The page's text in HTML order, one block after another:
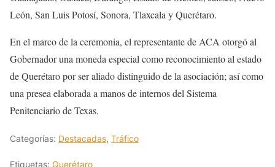
León, San Luis Potosí, Sonora, Tlaxcala y Querétaro.
En el marco de la ceremonia, el representante de ACA otorgó al
Gobernador una moneda especial como reconocimiento al estado
de Querétaro por ser aliado distinguido de la asociación; así como
una presea elaborada a manos de internos del Sistema
Penitenciario de Texas.
Categorías: Destacadas, Tráfico
Etiquetas: Querétaro